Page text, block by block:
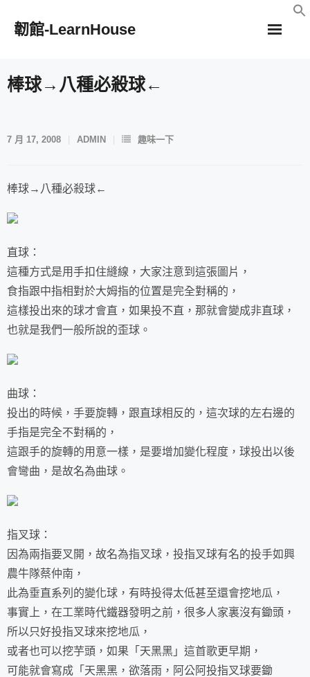
韌館-LearnHouse
棒球→八種必殺球←
7 月 17, 2008 ADMIN 趣味一下
棒球→八種必殺球←
直球：
這種方式是用手扣住縫線，大家注意到這張圖片，
食指跟中指相對於大姆指的位置是完全對稱的，
這樣投出來的球才會直，如果投不直，那就會變成非直球，
也就是我們一般所說的歪球。
曲球：
投出的時候，手要旋轉，跟直球相反的，這次球的左右邊的
手指是完全不對稱的，
這跟手的旋轉的用意一樣，是要增加變化程度，球投出以後
會彎曲，是故名為曲球。
指叉球：
因為兩指要叉開，故名為指叉球，投指叉球有名的投手如興
農牛隊蔡仲南，
此為垂直系列的變化球，有時投得太低甚至還會挖地瓜，
事實上，在工業時代鐵器發明之前，很多人家裏沒有鋤頭，
所以只好投指叉球來挖地瓜，
或者也可以挖芋頭，如果「天黑黑」這首歌更早期，
可能就會寫成「天黑黑，欲落雨，阿公阿投指叉球要鋤